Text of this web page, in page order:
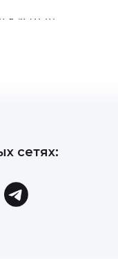
чего-то
сетях: